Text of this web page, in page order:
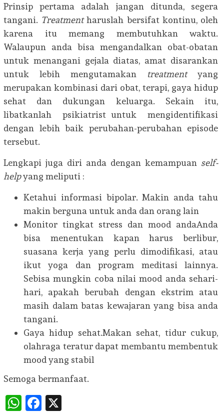
Prinsip pertama adalah jangan ditunda, segera
tangani. Treatmentharuslah bersifat kontinu, oleh
karena itu memang membutuhkan waktu.
Walaupun anda bisa mengandalkan obat-obatan
untuk menangani gejala diatas, amat disarankan
untuk lebih mengutamakan treatmentyang
merupakan kombinasi dari obat, terapi, gaya hidup
sehat dan dukungan keluarga. Sekain itu,
libatkanlah psikiatrist untuk mengidentifikasi
dengan lebih baik perubahan-perubahan episode
tersebut.
Lengkapi juga diri anda dengan kemampuan self-
helpyang meliputi :
Ketahui informasi bipolar. Makin anda tahu
makin berguna untuk anda dan orang lain
Monitor tingkat stress dan mood andaAnda
bisa menentukan kapan harus berlibur,
suasana kerja yang perlu dimodifikasi, atau
ikut yoga dan program meditasi lainnya.
Sebisa mungkin coba nilai mood anda sehari-
hari, apakah berubah dengan ekstrim atau
masih dalam batas kewajaran yang bisa anda
tangani.
Gaya hidup sehat.Makan sehat, tidur cukup,
olahraga teratur dapat membantu membentuk
mood yang stabil
Semoga bermanfaat.
WhatsApp
Facebook